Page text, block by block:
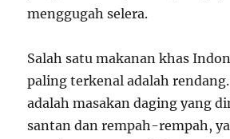
menggugah selera.
Salah satu makanan khas
paling terkenal adalah
adalah masakan daging yang
santan dan rempah-rempah,